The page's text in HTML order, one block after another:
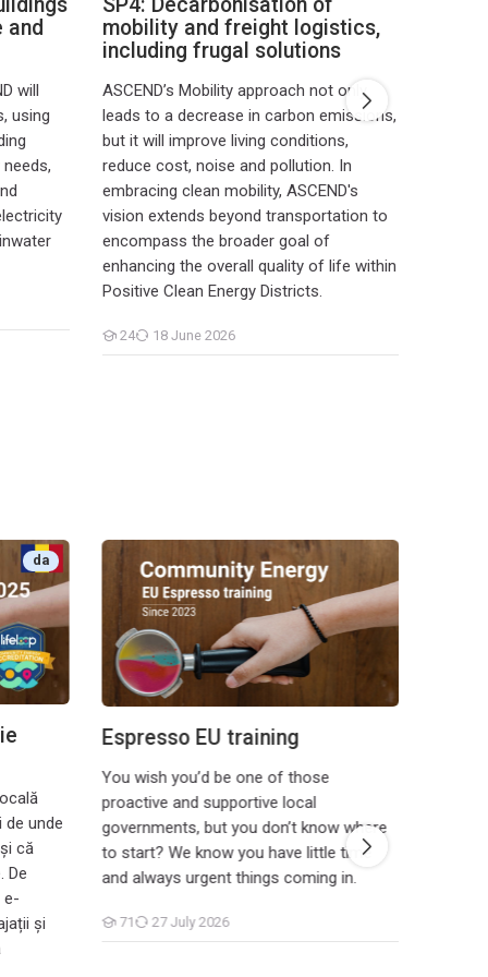
and
will
using
SP4: Decarbonisation of
mobility and freight logistics,
including frugal solutions
ASCEND’s Mobility approach not only
leads to a decrease in carbon emissions,
but it will improve living conditions,
reduce cost, noise and pollution. In
embracing clean mobility, ASCEND's
vision extends beyond transportation to
encompass the broader goal of
enhancing the overall quality of life within
Positive Clean Energy Districts.
24
Students
18 June 2026
da
de unde
că
De
e-
și
Espresso EU training
You wish you’d be one of those
proactive and supportive local
governments, but you don’t know where
to start? We know you have little time
and always urgent things coming in.
71
Students
27 July 2026
Espresso EU training